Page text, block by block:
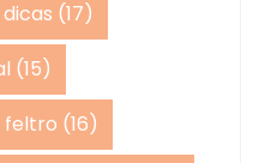
dicas (17)
(15)
feltro (16)